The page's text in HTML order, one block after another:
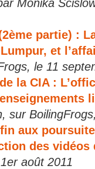
Monika
partie) :
et
le 11
la CIA :
sur
aux
des vidéos
août 2011